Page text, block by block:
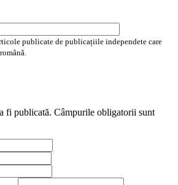
publicate de publicațiile independete care
fi publicată. Câmpurile obligatorii sunt